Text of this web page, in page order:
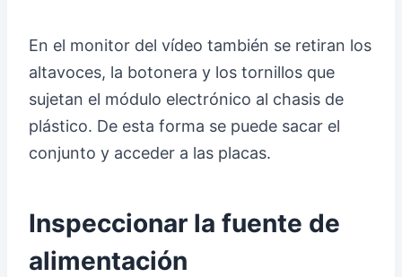
En el monitor del vídeo también se retiran los
altavoces, la botonera y los tornillos que
sujetan el módulo electrónico al chasis de
plástico. De esta forma se puede sacar el
conjunto y acceder a las placas.
Inspeccionar la fuente de
alimentación